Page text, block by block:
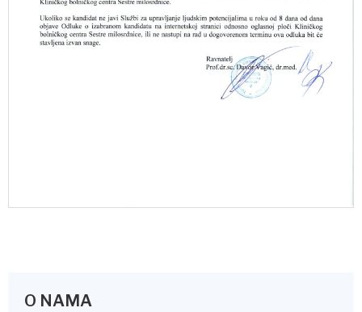
O NAMA